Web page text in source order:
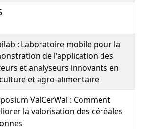
: Laboratoire mobile pour la
de l'application des
et analyseurs innovants en
et agro-alimentaire
ValCerWal : Comment
la valorisation des céréales